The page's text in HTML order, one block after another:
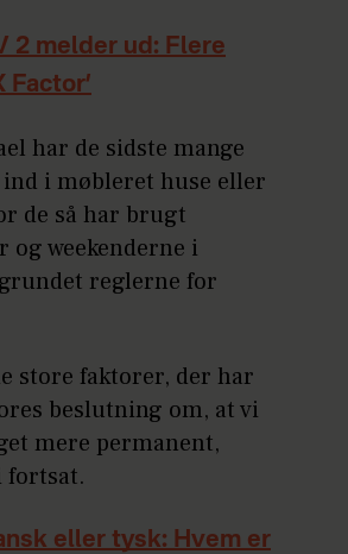
2 melder ud: Flere
Factor’
har de sidste mange
i møbleret huse eller
de så har brugt
og weekenderne i
reglerne for
store faktorer, der har
beslutning om, at vi
mere permanent,
eller tysk: Hvem er